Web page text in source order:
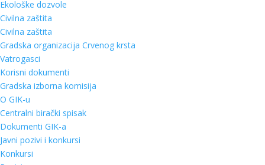
Ekološke dozvole
Civilna zaštita
Civilna zaštita
Gradska organizacija Crvenog krsta
Vatrogasci
Korisni dokumenti
Gradska izborna komisija
O GIK-u
Centralni birački spisak
Dokumenti GIK-a
Javni pozivi i konkursi
Konkursi